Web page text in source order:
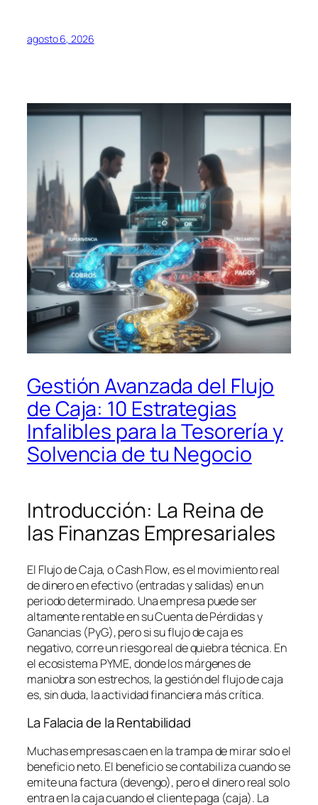
agosto 6, 2026
Gestión Avanzada del Flujo
de Caja: 10 Estrategias
Infalibles para la Tesorería y
Solvencia de tu Negocio
Introducción: La Reina de
las Finanzas Empresariales
El Flujo de Caja, oCash Flow, es el movimiento real
de dinero en efectivo (entradas y salidas) en un
periodo determinado. Una empresa puede ser
altamente rentable en su Cuenta de Pérdidas y
Ganancias (PyG), pero si su flujo de caja es
negativo, corre un riesgo real de quiebra técnica. En
el ecosistema PYME, donde los márgenes de
maniobra son estrechos, la gestión del flujo de caja
es, sin duda, la actividad financiera más crítica.
La Falacia de la Rentabilidad
Muchas empresas caen en la trampa de mirar solo el
beneficio neto. El beneficio se contabiliza cuando se
emite una factura (devengo), pero el dinero real solo
entra en la caja cuando el cliente paga (caja). La